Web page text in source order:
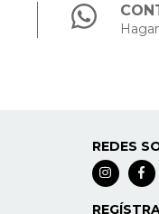
REDES